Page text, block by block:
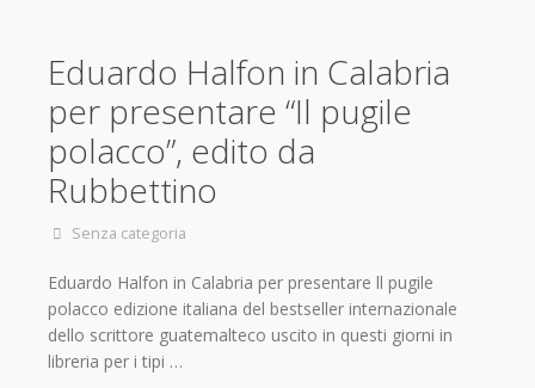
Eduardo Halfon in Calabria
per presentare “Il pugile
polacco”, edito da
Rubbettino
Senza categoria
Eduardo Halfon in Calabria per presentare ll pugile
polacco edizione italiana del bestseller internazionale
dello scrittore guatemalteco uscito in questi giorni in
libreria per i tipi …